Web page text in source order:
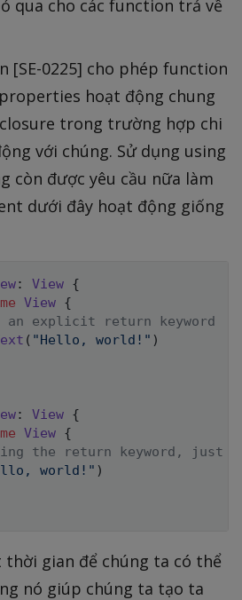
qua cho các function trả về
[SE-0225] cho phép function
hoạt động chung
trong trường hợp chi
với chúng. Sử dụng using
còn được yêu cầu nữa làm
dưới đây hoạt động giống
: View {
View {
an explicit return keyword
( "Hello, world!" )
: View {
View {
the return keyword,
world!" )
thời gian để chúng ta có thể
nó giúp chúng ta tạo ta